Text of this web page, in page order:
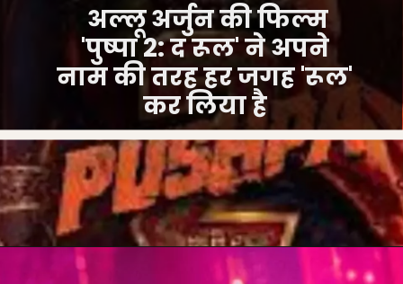
अल्लू अर्जुन की फिल्म
'पुष्पा 2: द रूल' ने अपने
नाम की तरह हर जगह 'रूल'
कर लिया है